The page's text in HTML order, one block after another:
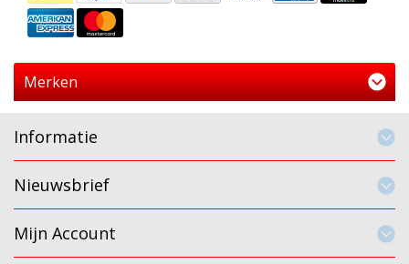
Merken
Informatie
Nieuwsbrief
Mijn Account